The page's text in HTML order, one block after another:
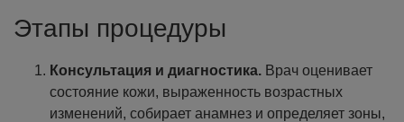
Этапы процедуры
Консультация и диагностика. Врач оценивает
состояние кожи, выраженность возрастных
изменений, собирает анамнез и определяет зоны,